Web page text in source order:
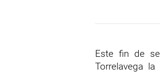
Este fin de
Torrelavega